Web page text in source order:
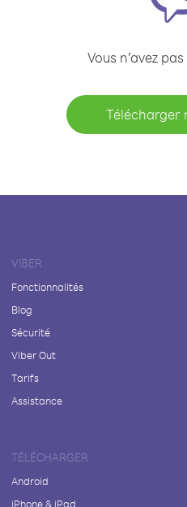
Vous n’avez
Télécharger
VIBER
Fonctionnalités
Blog
Sécurité
Viber Out
Tarifs
Assistance
TÉLÉCHARGER
Android
iPhone & iPad